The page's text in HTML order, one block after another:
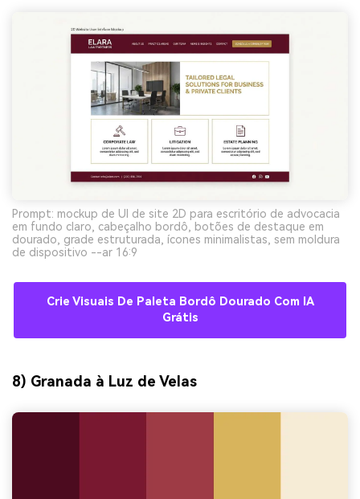
Prompt: mockup de UI de site 2D para escritório de advocacia
em fundo claro, cabeçalho bordô, botões de destaque em
dourado, grade estruturada, ícones minimalistas, sem moldura
de dispositivo --ar 16:9
Crie Visuais De Paleta Bordô Dourado Com IA
Grátis
8) Granada à Luz de Velas